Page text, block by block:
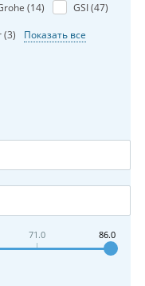
(14) GSI (47)
(3) Показать все
71.0 86.0